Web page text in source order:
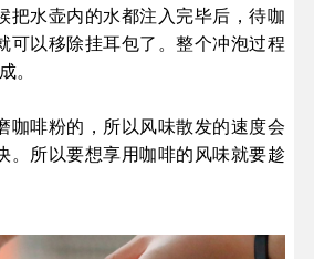
把水壶内的水都注入完毕后，待咖
可以移除挂耳包了。整个冲泡过程
。
咖啡粉的，所以风味散发的速度会
。所以要想享用咖啡的风味就要趁